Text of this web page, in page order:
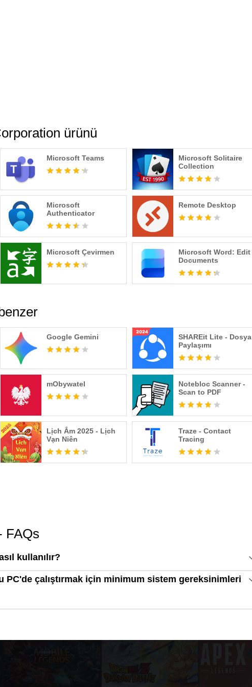
ürünü
Microsoft Teams
Microsoft Solitaire
Collection
Microsoft
Authenticator
Remote Desktop
Microsoft Çevirmen
Microsoft Word: Edit
Documents
Google Gemini
SHAREit Lite - Dosya
Paylaşımı
mObywatel
Notebloc Scanner -
Scan to PDF
Lịch Âm 2025 - Lịch
Vạn Niên
Traze - Contact
Tracing
FAQs
kullanılır?
PC'de çalıştırmak için minimum sistem gereksinimleri